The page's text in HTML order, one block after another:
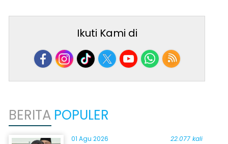
Ikuti Kami di
BERITA POPULER
01 Agu 2026 22.077 kali